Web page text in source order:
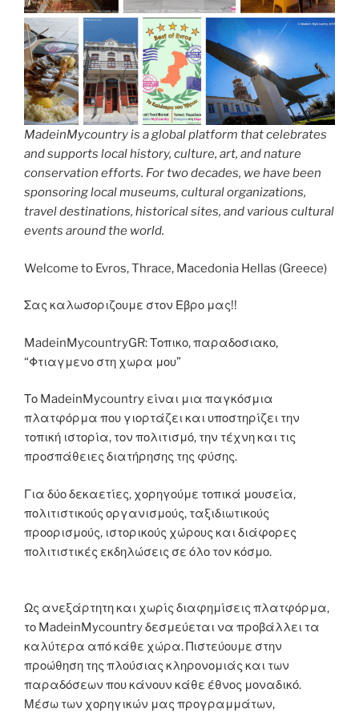
MadeinMycountry is a global platform that celebrates
and supports local history, culture, art, and nature
conservation efforts. For two decades, we have been
sponsoring local museums, cultural organizations,
travel destinations, historical sites, and various cultural
events around the world.
Welcome to Evros, Thrace, Macedonia Hellas (Greece)
Σας καλωσοριζουμε στον Εβρο μας!!
MadeinMycountryGR: Τοπικο, παραδοσιακο,
“Φτιαγμενο στη χωρα μου”
Το MadeinMycountry είναι μια παγκόσμια
πλατφόρμα που γιορτάζει και υποστηρίζει την
τοπική ιστορία, τον πολιτισμό, την τέχνη και τις
προσπάθειες διατήρησης της φύσης.
Για δύο δεκαετίες, χορηγούμε τοπικά μουσεία,
πολιτιστικούς οργανισμούς, ταξιδιωτικούς
προορισμούς, ιστορικούς χώρους και διάφορες
πολιτιστικές εκδηλώσεις σε όλο τον κόσμο.
Ως ανεξάρτητη και χωρίς διαφημίσεις πλατφόρμα,
το MadeinMycountry δεσμεύεται να προβάλλει τα
καλύτερα από κάθε χώρα. Πιστεύουμε στην
προώθηση της πλούσιας κληρονομιάς και των
παραδόσεων που κάνουν κάθε έθνος μοναδικό.
Μέσω των χορηγικών μας προγραμμάτων,